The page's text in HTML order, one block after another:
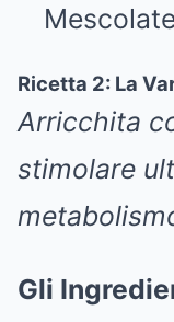
Ricetta 2: La
Arricchita
stimolare
Gli